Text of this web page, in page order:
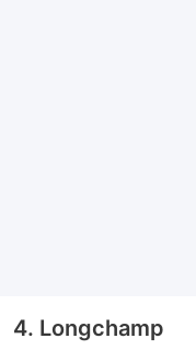
4. Longchamp